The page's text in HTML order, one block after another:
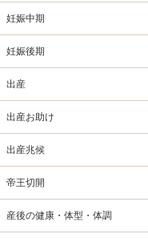
妊娠中期
妊娠後期
出産
出産お助け
出産兆候
帝王切開
産後の健康・体型・体調